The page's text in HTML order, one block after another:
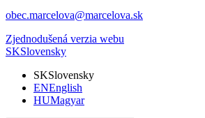
obec.marcelova@marcelova.sk
Zjednodušená verzia webu
SKSlovensky
SKSlovensky
ENEnglish
HUMagyar